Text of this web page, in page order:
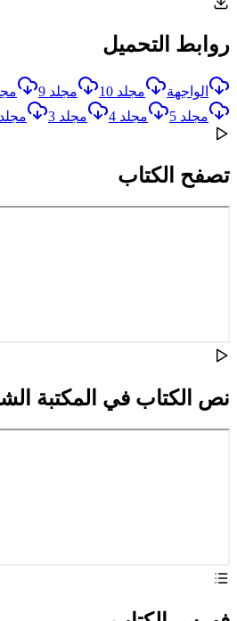
روابط التحميل
الواجهة مجلد 10 مجلد 9
مجلد 5
مجلد 4 مجلد 3 مجلد 2
تصفح الكتاب
نص الكتاب في المكتبة